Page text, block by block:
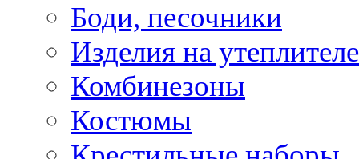
Боди, песочники
Изделия на утеплителе
Комбинезоны
Костюмы